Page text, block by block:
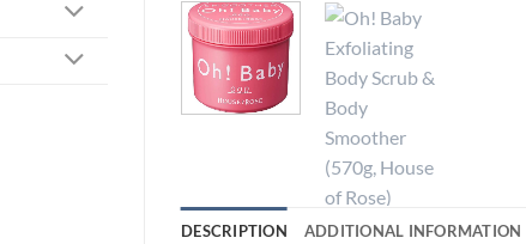
DESCRIPTION ADDITIONAL INFORMATION